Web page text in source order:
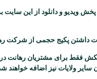
ویدیو و دانلود از این
داشتن پکیج حجمی از شرکت
فقط برای مشتریان رهانت
سایر ولایات نیز اضافه خواهند